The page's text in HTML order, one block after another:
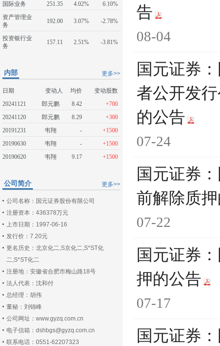
国际业务
251.35 4.02%
6.10%
资产管理业
务
192.00 3.07% -2.78%
投资银行业
务
157.11 2.51% -3.81%
更多>>
内部
日期 变动人 均价
变动股数
20241121
郎元鹏 8.42
+700
20241120
郎元鹏 8.29
+300
20191231
韦翔 -
+1500
20190630
韦翔 -
+1500
20190620
韦翔 9.17 +1500
更多>>
公司简介
公司名称：国元证券股份有限公司
注册资本：436378万元
上市日期：1997-06-16
发行价：7.20元
更名历史：北京化二,S京化二,S*ST化
二,S*ST化二
注册地：安徽省合肥市梅山路18号
法人代表：沈和付
总经理：胡伟
董秘：刘锦峰
公司网址：www.gyzq.com.cn
电子信箱：dshbgs@gyzq.com.cn
联系电话：0551-62207323
告
08-04
国元证券
者公开发
的公告
07-24
国元证券
前解除质
07-22
国元证券
押的公告
07-17
国元证券